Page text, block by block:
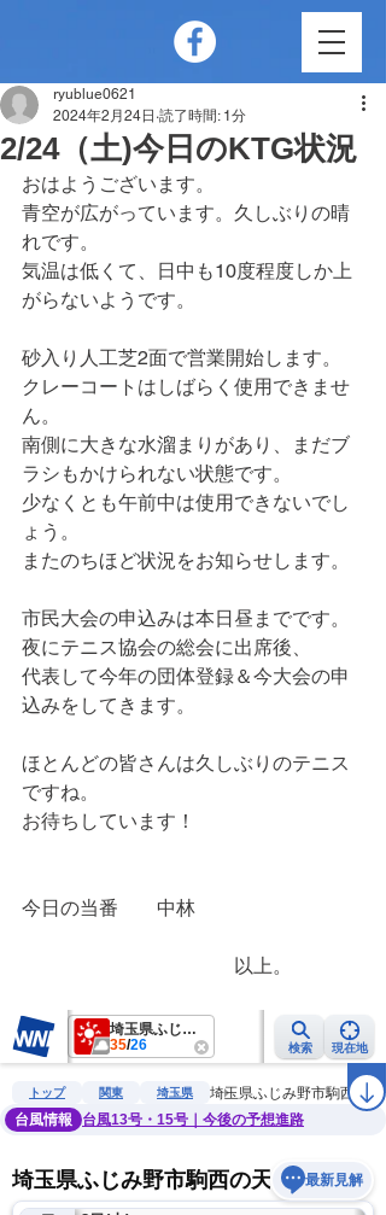
2/24（土)今日のKTG状況
ryublue0621
2024年2月24日 読了時間: 1分
おはようございます。
青空が広がっています。久しぶりの晴
れです。
気温は低くて、日中も10度程度しか上
がらないようです。
砂入り人工芝2面で営業開始します。
クレーコートはしばらく使用できませ
ん。
南側に大きな水溜まりがあり、まだブ
ラシもかけられない状態です。
少なくとも午前中は使用できないでし
ょう。
またのちほど状況をお知らせします。
市民大会の申込みは本日昼までです。
夜にテニス協会の総会に出席後、
代表して今年の団体登録＆今大会の申
込みをしてきます。
ほとんどの皆さんは久しぶりのテニス
ですね。
お待ちしています！
今日の当番　　中林
以上。